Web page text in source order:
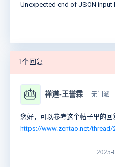
Unexpected end of JSON input
1个回复
🎂 禅道-王誉霖 无门派
您好，可以参考这个帖子里的回
https://www.zentao.net/thread/
2025-